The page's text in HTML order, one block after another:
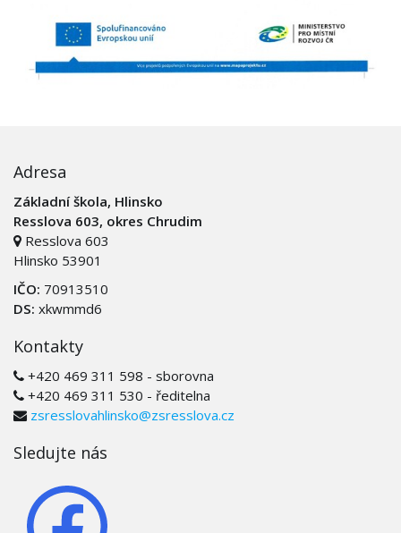
Adresa
Základní škola, Hlinsko
Resslova 603, okres Chrudim
Resslova 603
Hlinsko 53901
IČO: 70913510
DS: xkwmmd6
Kontakty
+420 469 311 598 - sborovna
+420 469 311 530 - ředitelna
zsresslovahlinsko@zsresslova.cz
Sledujte nás